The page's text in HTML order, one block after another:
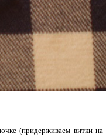
(придерживаем витки